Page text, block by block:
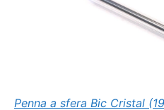
Penna a sfera Bic Cristal